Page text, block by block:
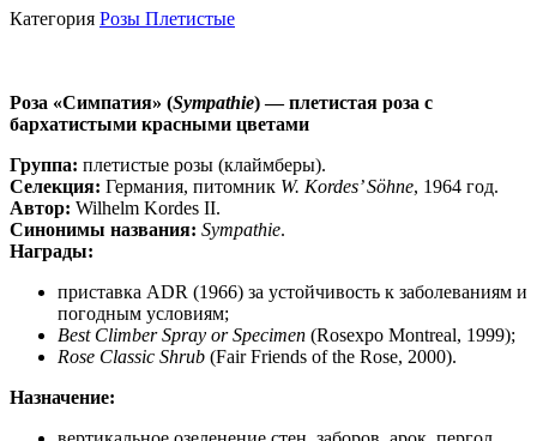
Категория Розы Плетистые
Роза «Симпатия» (Sympathie) — плетистая роза с
бархатистыми красными цветами
Группа: плетистые розы (клаймберы).
Селекция: Германия, питомник W. Kordes’ Söhne, 1964 год.
Автор: Wilhelm Kordes II.
Синонимы названия: Sympathie.
Награды:
приставка ADR (1966) за устойчивость к заболеваниям и
погодным условиям;
Best Climber Spray or Specimen (Rosexpo Montreal, 1999);
Rose Classic Shrub (Fair Friends of the Rose, 2000).
Назначение: